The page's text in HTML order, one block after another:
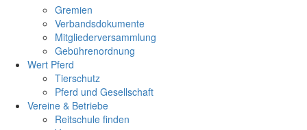
Gremien
Verbandsdokumente
Mitgliederversammlung
Gebührenordnung
Wert Pferd
Tierschutz
Pferd und Gesellschaft
Vereine & Betriebe
Reitschule finden